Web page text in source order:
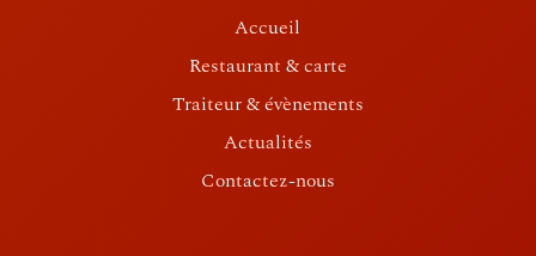
Accueil
Restaurant & carte
Traiteur & évènements
Actualités
Contactez-nous